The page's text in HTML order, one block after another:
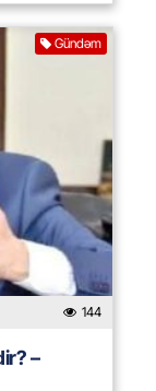
Gündəm
144
–